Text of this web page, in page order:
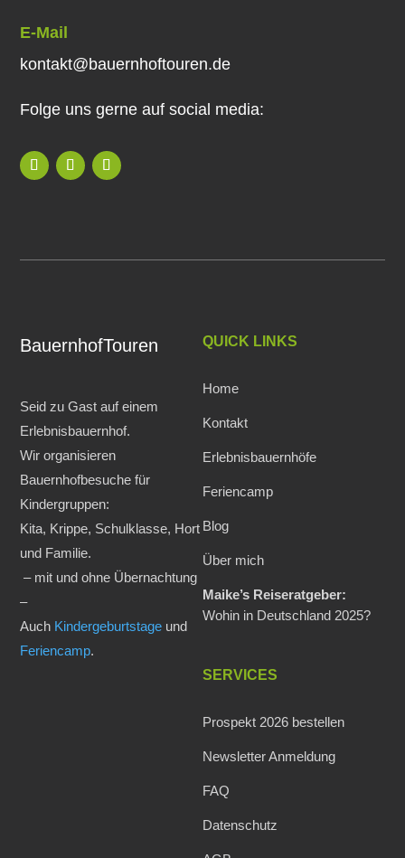
E-Mail
kontakt@bauernhoftouren.de
Folge uns gerne auf social media:
BauernhofTouren
Seid zu Gast auf einem
Erlebnisbauernhof.
Wir organisieren
Bauernhofbesuche für
Kindergruppen:
Kita, Krippe, Schulklasse, Hort
und Familie.
– mit und ohne Übernachtung
–
Auch Kindergeburtstage und
Feriencamp.
QUICK LINKS
Home
Kontakt
Erlebnisbauernhöfe
Feriencamp
Blog
Über mich
Maike’s Reiseratgeber:
Wohin in Deutschland 2025?
SERVICES
Prospekt 2026 bestellen
Newsletter Anmeldung
FAQ
Datenschutz